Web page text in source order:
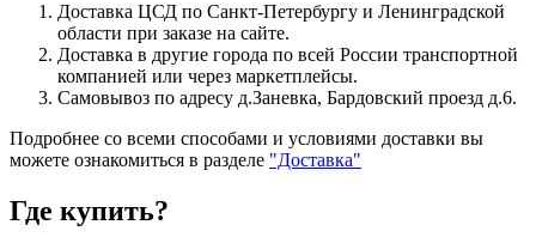
Доставка ЦСД по Санкт-Петербургу и Ленинградской
области при заказе на сайте.
Доставка в другие города по всей России транспортной
компанией или через маркетплейсы.
Самовывоз по адресу д.Заневка, Бардовский проезд д.6.
Подробнее со всеми способами и условиями доставки вы
можете ознакомиться в разделе "Доставка"
Где купить?